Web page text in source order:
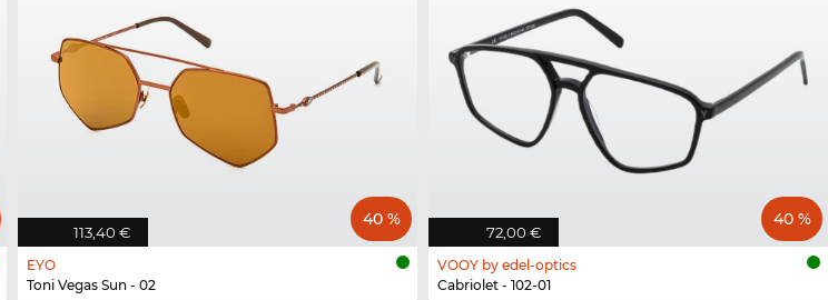
113,40 €
40 %
EYO
Toni Vegas Sun - 02
72,00 €
40 %
VOOY by edel-optics
Cabriolet - 102-01